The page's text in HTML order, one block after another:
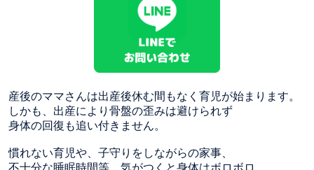
産後のママさんは出産後休む間もなく育児が始まります。
しかも、出産により骨盤の歪みは避けられず
身体の回復も追い付きません。
慣れない育児や、子守りをしながらの家事、
不十分な睡眠時間等、気がつくと身体はボロボロ